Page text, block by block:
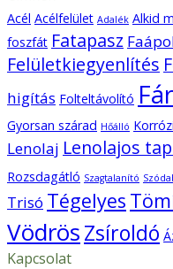
Acél Acélfelület Adalék Alkid
foszfát Fatapasz
Felületkiegyenlítés
higítás Folteltávolító
Gyorsan szárad Hőálló
Lenolaj Lenolajos
Rozsdagátló Szagtalanító
Trisó Tégelyes
VödrösZsíroldó
Kapcsolat